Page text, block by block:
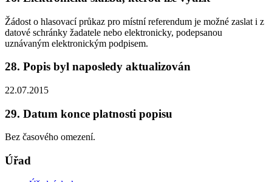
Žádost o hlasovací průkaz pro místní referendum je možné zaslat i z
datové schránky žadatele nebo elektronicky, podepsanou
uznávaným elektronickým podpisem.
28. Popis byl naposledy aktualizován
22.07.2015
29. Datum konce platnosti popisu
Bez časového omezení.
Úřad